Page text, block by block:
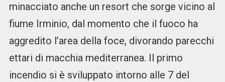
minacciato anche un resort che sorge vicino al
fiume Irminio, dal momento che il fuoco ha
aggredito l’area della foce, divorando parecchi
ettari di macchia mediterranea. Il primo
incendio si è sviluppato intorno alle 7 del